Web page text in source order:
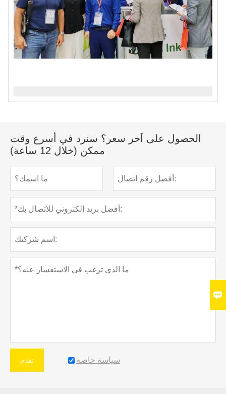
الحصول على آخر سعر؟ سنرد في أسرع وقت
ممكن (خلال 12 ساعة)
تقدم سياسة خاصة
